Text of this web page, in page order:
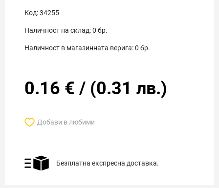
Код:34255
Наличност на склад:0 бр.
Наличност в магазинната верига:0 бр.
0.16 € / (0.31 лв.)
Добави в любими
Безплатна експресна доставка.